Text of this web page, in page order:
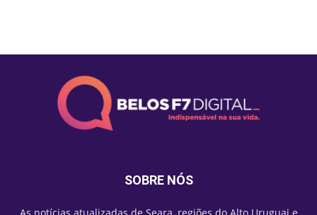
SOBRE NÓS